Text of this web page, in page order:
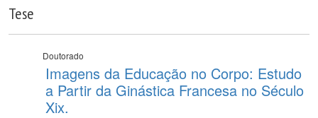
Tese
Doutorado
Imagens da Educação no Corpo: Estudo
a Partir da Ginástica Francesa no Século
Xix.